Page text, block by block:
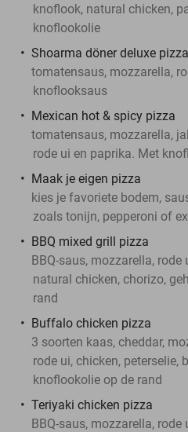
knoflook, natural chicken,
knoflookolie
Shoarma döner deluxe pizza
tomatensaus, mozzarella,
knoflooksaus
Mexican hot & spicy pizza
tomatensaus, mozzarella,
rode ui en paprika. Met
Maak je eigen pizza
kies je favoriete bodem,
zoals tonijn, pepperoni of
BBQ mixed grill pizza
BBQ-saus, mozzarella, rode
natural chicken, chorizo,
rand
Buffalo chicken pizza
3 soorten kaas, cheddar,
rode ui, chicken,
knoflookolie op de rand
Teriyaki chicken pizza
BBQ-saus, mozzarella,